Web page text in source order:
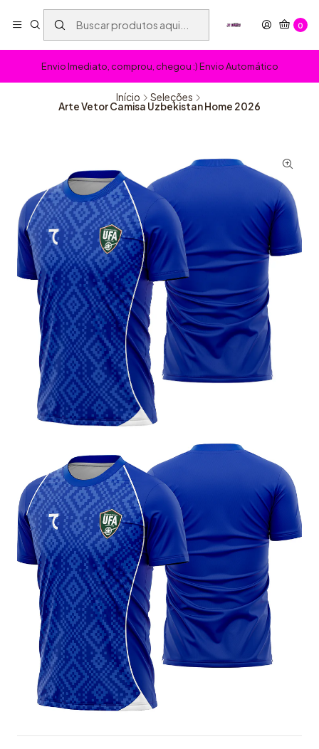
0
Envio Imediato, comprou, chegou :) Envio Automático
Início Seleções
Arte Vetor Camisa Uzbekistan Home 2026